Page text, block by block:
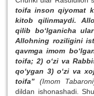
toifa inson qiyomat
kitob qilinmaydi.
qilib bo‘lganicha
Allohning roziligini
qavmga imom
toifa; 2) o‘zi va
qo‘ygan 3) o‘zi va
toifa”
(Imom
dildan ishonashadi.